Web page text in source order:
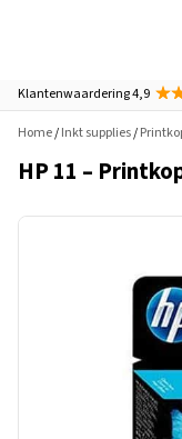
Klantenwaardering 4,9
Home/Inkt supplies/
HP 11 –